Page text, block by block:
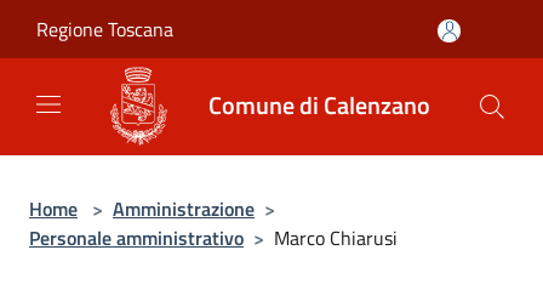
Regione Toscana
Comune di Calenzano
Home > Amministrazione >
Personale amministrativo > Marco Chiarusi